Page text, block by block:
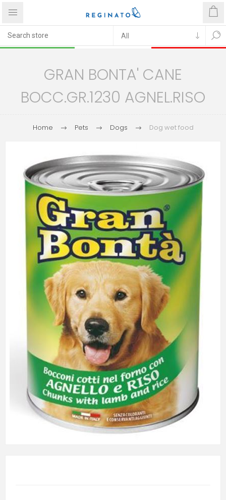
GRAN BONTA' CANE
BOCC.GR.1230 AGNEL.RISO
Home Pets Dogs Dog wet food